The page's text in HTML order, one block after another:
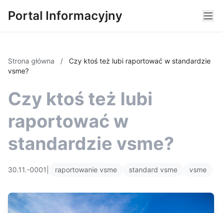
Portal Informacyjny
Strona główna /
Czy ktoś też lubi raportować w standardzie
vsme?
Czy ktoś też lubi
raportować w
standardzie vsme?
30.11.-0001 raportowanie vsme standard vsme vsme